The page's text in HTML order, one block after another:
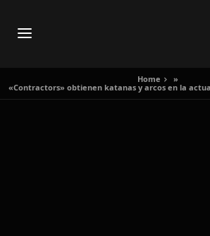
Home
»
«Contractors» obtienen katanas y arcos en la